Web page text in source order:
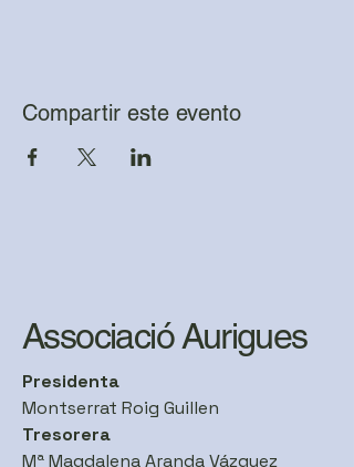
Compartir este evento
Associació Aurigues
Presidenta
Montserrat Roig Guillen
Tresorera
Mª Magdalena Aranda Vázquez